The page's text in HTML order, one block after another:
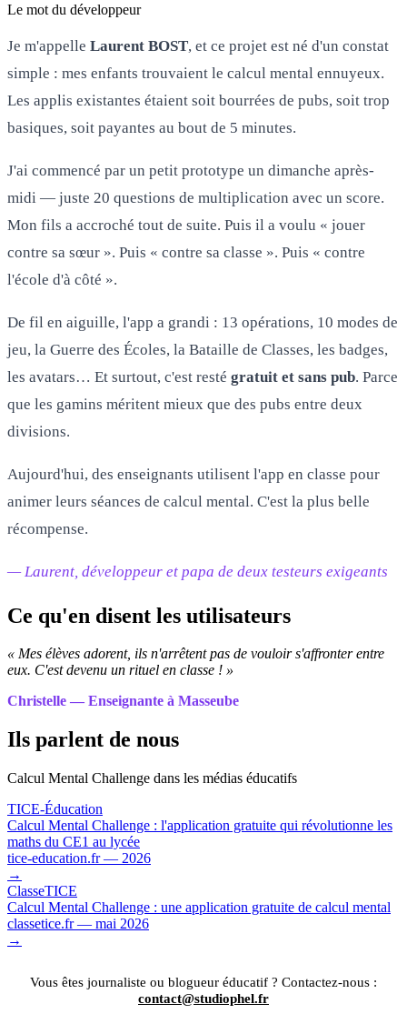
Le mot du développeur
Je m'appelle Laurent BOST, et ce projet est né d'un constat
simple : mes enfants trouvaient le calcul mental ennuyeux.
Les applis existantes étaient soit bourrées de pubs, soit trop
basiques, soit payantes au bout de 5 minutes.
J'ai commencé par un petit prototype un dimanche après-
midi — juste 20 questions de multiplication avec un score.
Mon fils a accroché tout de suite. Puis il a voulu « jouer
contre sa sœur ». Puis « contre sa classe ». Puis « contre
l'école d'à côté ».
De fil en aiguille, l'app a grandi : 13 opérations, 10 modes de
jeu, la Guerre des Écoles, la Bataille de Classes, les badges,
les avatars… Et surtout, c'est resté gratuit et sans pub. Parce
que les gamins méritent mieux que des pubs entre deux
divisions.
Aujourd'hui, des enseignants utilisent l'app en classe pour
animer leurs séances de calcul mental. C'est la plus belle
récompense.
— Laurent, développeur et papa de deux testeurs exigeants
Ce qu'en disent les utilisateurs
« Mes élèves adorent, ils n'arrêtent pas de vouloir s'affronter entre
eux. C'est devenu un rituel en classe ! »
Christelle — Enseignante à Masseube
Ils parlent de nous
Calcul Mental Challenge dans les médias éducatifs
TICE-Éducation
Calcul Mental Challenge : l'application gratuite qui révolutionne les
maths du CE1 au lycée
tice-education.fr — 2026
→
ClasseTICE
Calcul Mental Challenge : une application gratuite de calcul mental
classetice.fr — mai 2026
→
Vous êtes journaliste ou blogueur éducatif ? Contactez-nous :
contact@studiophel.fr